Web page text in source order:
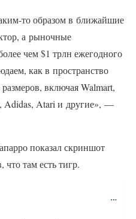
то образом в ближайшие
а рыночные
чем $1 трлн ежегодного
как в пространство
включая Walmart,
Adidas, Atari и другие», —
показал скриншот
там есть тигр.